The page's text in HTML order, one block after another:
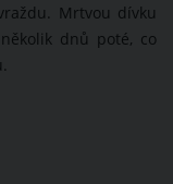
Mrtvou dívku
dnů poté, co